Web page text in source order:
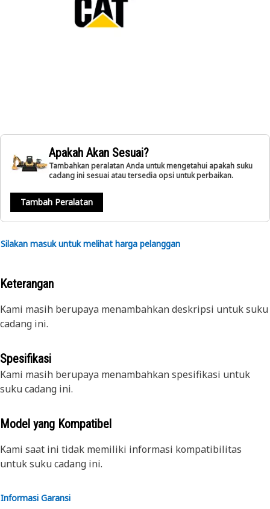
Apakah Akan Sesuai?
Tambahkan peralatan Anda untuk mengetahui apakah suku
cadang ini sesuai atau tersedia opsi untuk perbaikan.
Tambah Peralatan
Silakan masuk untuk melihat harga pelanggan
Keterangan
Kami masih berupaya menambahkan deskripsi untuk suku
cadang ini.
Spesifikasi
Kami masih berupaya menambahkan spesifikasi untuk
suku cadang ini.
Model yang Kompatibel
Kami saat ini tidak memiliki informasi kompatibilitas
untuk suku cadang ini.
Informasi Garansi